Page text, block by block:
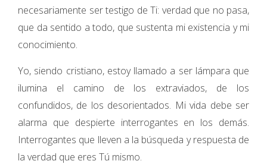
necesariamente ser testigo de Ti: verdad que no pasa,
que da sentido a todo, que sustenta mi existencia y mi
conocimiento.
Yo, siendo cristiano, estoy llamado a ser lámpara que
ilumina el camino de los extraviados, de los
confundidos, de los desorientados. Mi vida debe ser
alarma que despierte interrogantes en los demás.
Interrogantes que lleven a la búsqueda y respuesta de
la verdad que eres Tú mismo.